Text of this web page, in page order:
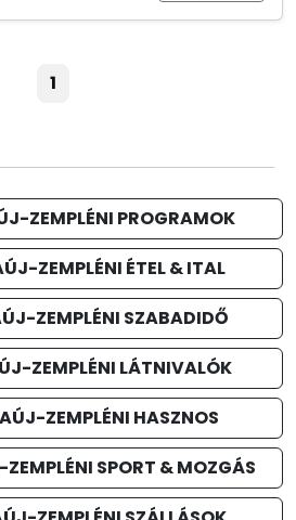
1
ZEMPLÉNI PROGRAMOK
ZEMPLÉNI ÉTEL & ITAL
ZEMPLÉNI SZABADIDŐ
ZEMPLÉNI LÁTNIVALÓK
ZEMPLÉNI HASZNOS
SPORT & MOZGÁS